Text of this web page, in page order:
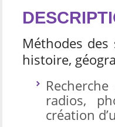
Méthodes
histoire,
radios,
création